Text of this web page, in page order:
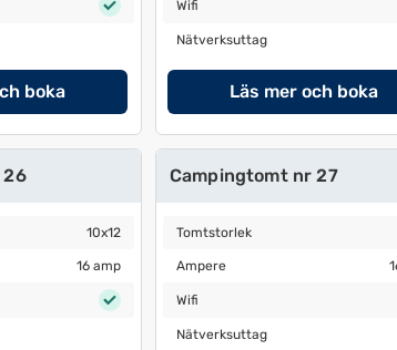
boka
Wifi
Nätverksuttag
Nätverksuttag
Läs mer och boka
26
10x12
16 amp
Campingtomt nr 27
Tomtstorlek
Tomtstorlek
Ampere 16 amp
Ampere
WifiWifi
Nätverksuttag
Nätverksuttag